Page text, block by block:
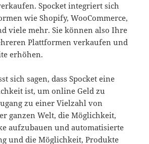
Spocket integriert sich
wie Shopify, WooCommerce,
viele mehr. Sie können also Ihre
Plattformen verkaufen und
erhöhen.
sich sagen, dass Spocket eine
ist, um online Geld zu
zu einer Vielzahl von
ganzen Welt, die Möglichkeit,
aufzubauen und automatisierte
und die Möglichkeit, Produkte